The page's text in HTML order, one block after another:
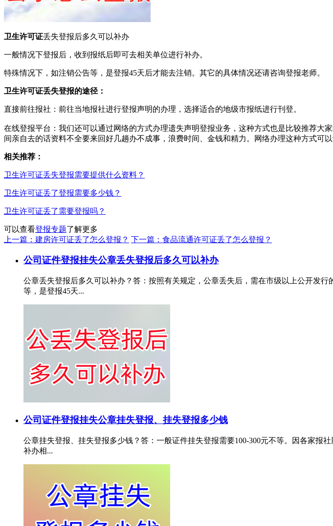
卫生许可证丢失登报后多久可以补办
一般情况下登报后，收到报纸后即可去相关单位进行补办。
特殊情况下，如注销公告等，是登报45天后才能去注销。其它的具体情况还请咨询登报老师。
卫生许可证丢失登报的途径：‌
直接前往报社‌：‌前往当地报社进行登报声明的办理，‌选择适合的地级市报纸进行刊登。‌
在线登报平台‌：‌我们还可以通过网络的方式办理遗失声明登报业务，这种方式也是比较推荐
间亲自去的话资料不全要来回好几趟办不成事，浪费时间、金钱和精力。网络办理这种方式可
相关推荐：
卫生许可证丢失登报需要提供什么资料？
卫生许可证丢了登报需要多少钱？
卫生许可证丢了需要登报吗？
可以查看登报专题了解更多
上一篇：建房许可证丢了怎么登报？ 下一篇：食品流通许可证丢了怎么登报？
公司证件登报挂失公章丢失登报后多久可以补办
公章丢失登报后多久可以补办？答：按照有关规定，公章丢失后，需在市级以上公开发
等，是登报45天...
公司证件登报挂失公章挂失登报、挂失登报多少钱
公章挂失登报、挂失登报多少钱？答：一般证件挂失登报需要100-300元不等。因各家报
补办相...